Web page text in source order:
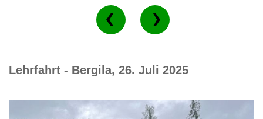
Lehrfahrt - Bergila, 26. Juli 2025